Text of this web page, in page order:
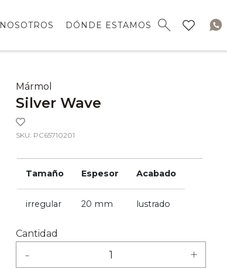
NOSOTROS DÓNDE ESTAMOS
Mármol
Silver Wave
SKU: PC65710201
Tamaño Espesor Acabado
irregular 20 mm lustrado
Cantidad
- +